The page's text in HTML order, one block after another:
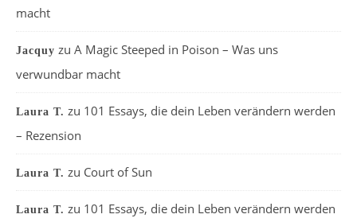
macht
Jacquy zu A Magic Steeped in Poison – Was uns
verwundbar macht
Laura T. zu 101 Essays, die dein Leben verändern werden
– Rezension
Laura T. zu Court of Sun
Laura T. zu 101 Essays, die dein Leben verändern werden